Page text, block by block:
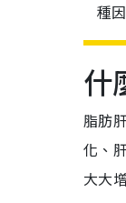
種
什
脂肪
化、
大大